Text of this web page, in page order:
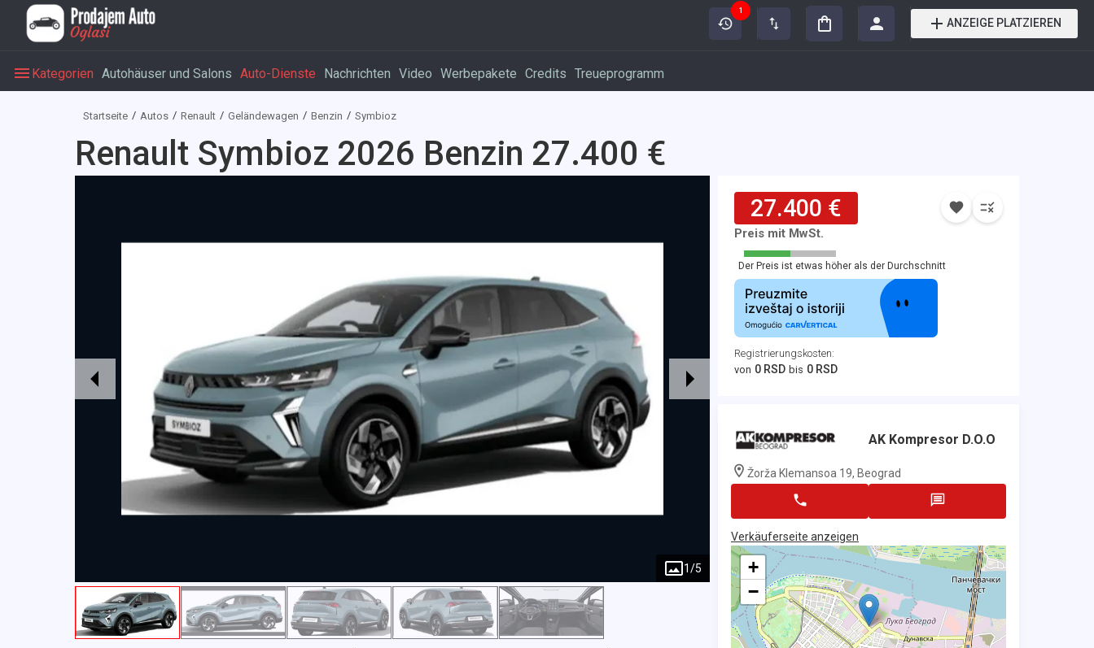
1
ANZEIGE PLATZIEREN
Kategorien Autohäuser und Salons Auto-Dienste Nachrichten Video Werbepakete Credits Treueprogramm
Startseite Autos Renault Geländewagen Benzin Symbioz
Renault Symbioz 2026 Benzin 27.400 €
1/5
27.400 €
Preis mit MwSt.
Der Preis ist etwas höher als der Durchschnitt
Registrierungskosten:
von 0 RSD bis 0 RSD
AK Kompresor D.o.o
Žorža Klemansoa 19, Beograd
Verkäuferseite anzeigen
+
−